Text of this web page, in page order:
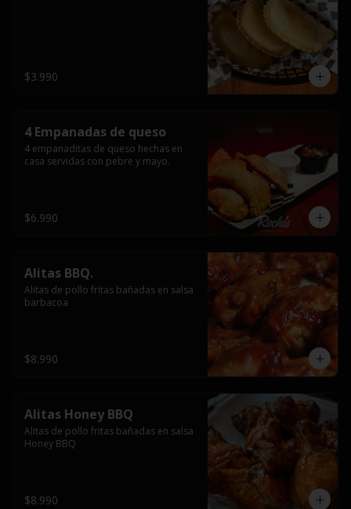
$3.990
4 Empanadas de queso
4 empanaditas de queso hechas en
casa servidas con pebre y mayo.
$6.990
Alitas BBQ.
Alitas de pollo fritas bañadas en salsa
barbacoa
$8.990
Alitas Honey BBQ
Alitas de pollo fritas bañadas en salsa
Honey BBQ
$8.990